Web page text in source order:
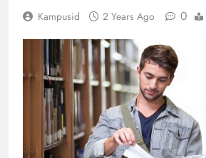
Kampusid 2 Years Ago 0